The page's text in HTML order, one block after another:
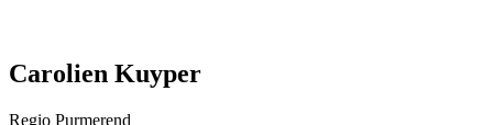
Carolien Kuyper
Regio Purmerend